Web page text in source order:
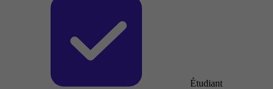
Étudiant